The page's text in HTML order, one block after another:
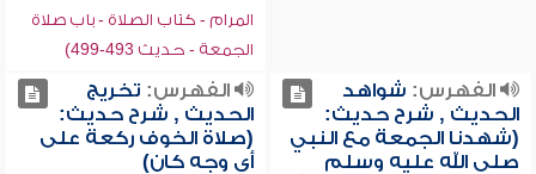
المرام - كتاب الصلاة - باب صلاة
الجمعة - حديث 493-499)
الفهرس: شواهد
الحديث , شرح حديث:
(شهدنا الجمعة مع النبي
صلى الله عليه وسلم
الفهرس: تخريج
الحديث , شرح حديث:
(صلاة الخوف ركعة على
أي وجه كان)